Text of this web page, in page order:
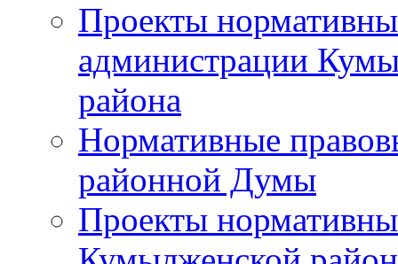
Проекты
администрации
района
Нормативные
районной Думы
Проекты